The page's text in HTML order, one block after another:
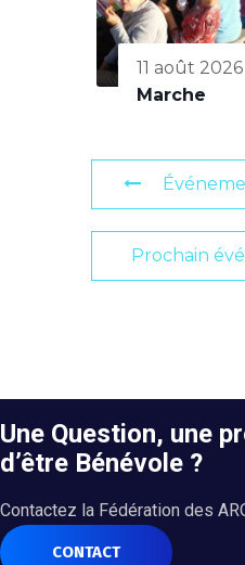
11 août 2026
Marche
Prochain
Une Question, une
d’être Bénévole ?
Contactez la Fédération des
CONTACT